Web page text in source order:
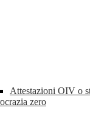
Attestazioni OIV o
zero